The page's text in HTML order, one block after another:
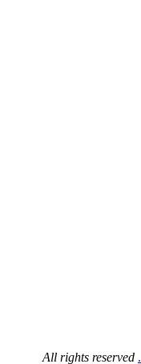
.
All rights reserved